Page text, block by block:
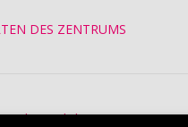
DES ZENTRUMS